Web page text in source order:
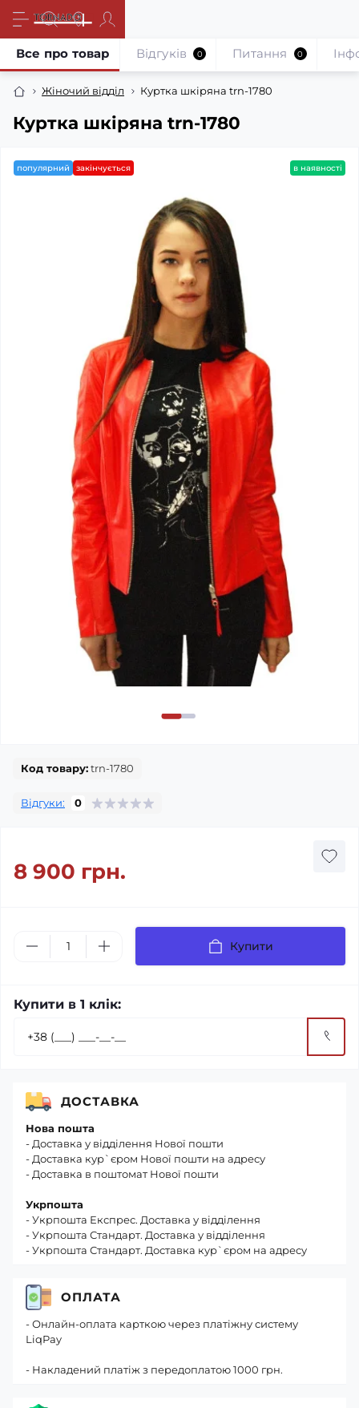
Жіночий відділ Куртка шкіряна trn-1780
Куртка шкіряна trn-1780
Все про товар Відгуків 0 Питання 0
популярний закінчується в наявності
Код товару:trn-1780
Відгуки: 0
8 900 грн.
Купити
Купити в 1 клік:
ДОСТАВКА
Нова пошта
- Доставка у відділення Нової пошти
- Доставка кур`єром Нової пошти на адресу
- Доставка в поштомат Нової пошти
Укрпошта
- Укрпошта Експрес. Доставка у відділення
- Укрпошта Стандарт. Доставка у відділення
- Укрпошта Стандарт. Доставка кур`єром на адресу
ОПЛАТА
- Онлайн-оплата карткою через платіжну систему
LiqPay
- Накладений платіж з передоплатою 1000 грн.